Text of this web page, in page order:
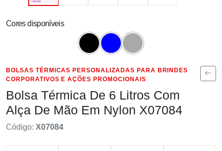
Cores disponíveis
BOLSAS TÉRMICAS PERSONALIZADAS PARA BRINDES
CORPORATIVOS E AÇÕES PROMOCIONAIS
Bolsa Térmica De 6 Litros Com
Alça De Mão Em Nylon X07084
Código: X07084